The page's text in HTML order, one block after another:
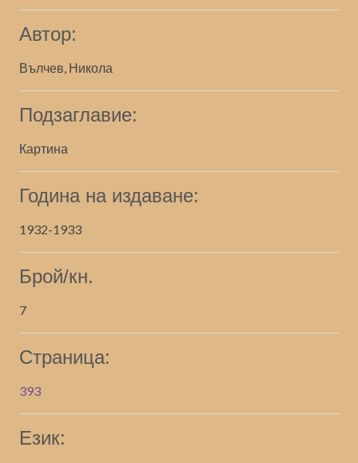
Автор:
Вълчев, Никола
Подзаглавие:
Картина
Година на издаване:
1932-1933
Брой/кн.
7
Страница:
393
Език: